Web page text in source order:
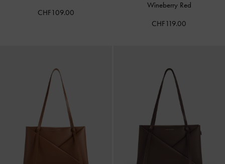
CHF109.00
Wineberry Red
CHF119.00